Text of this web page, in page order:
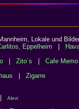
Lokale und
Eppelheim
Zito´s Cafe Memo
Zigarre
Alevi